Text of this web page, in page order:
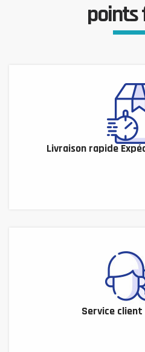
points
Livraison rapide
Service client